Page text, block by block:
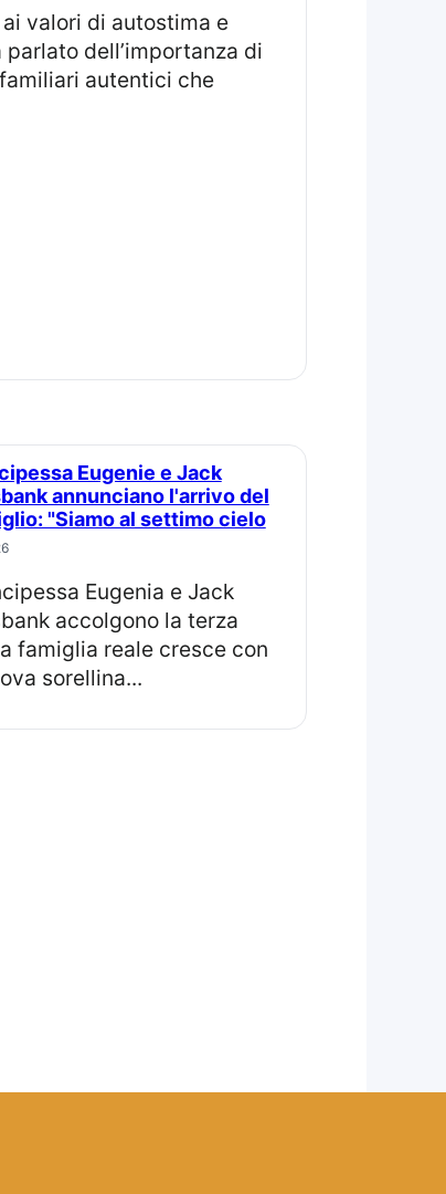
dell’importanza di
autentici che
annunciano l'arrivo del
"Siamo al settimo cielo
accolgono la terza
famiglia reale cresce con
sorellina...